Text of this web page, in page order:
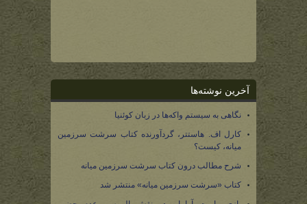
آخرین نوشته‌ها
نگاهی به سیستم واکه‌ها در زبان کوئنیا
کارل اف. هاستتر، گردآورنده کتاب سرشت سرزمین
میانه، کیست؟
شرح مطالب درون کتاب سرشت سرزمین میانه
کتاب «سرشت سرزمین میانه» منتشر شد